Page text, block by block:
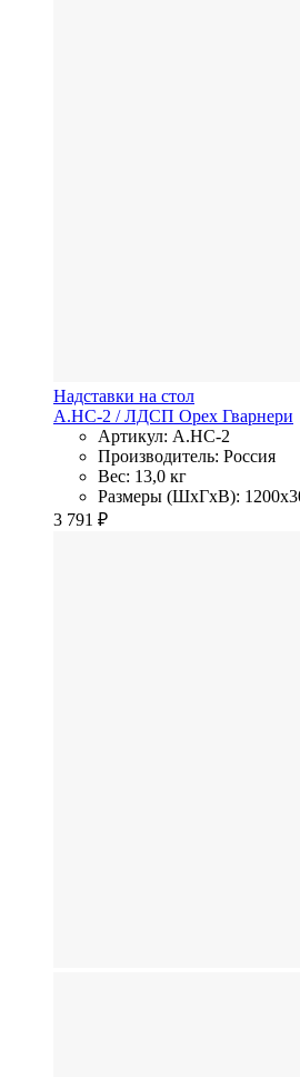
Надставки на стол
А.НС-2 / ЛДСП Орех Гварнери
Артикул: А.НС-2
Производитель: Россия
Вес: 13,0 кг
Размеры (ШхГхВ):
3 791 ₽